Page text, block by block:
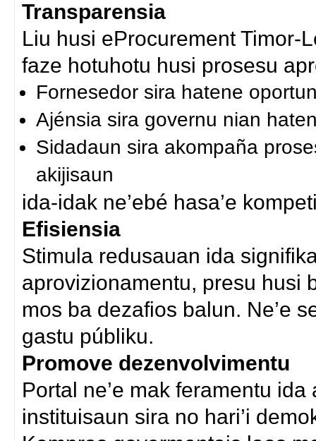
Transparensia
Liu husi eProcurement Timor-
faze hotuhotu husi prosesu
Fornesedor sira hatene
Ajénsia sira governu nian
Sidadaun sira akompaña
akijisaun
ida-idak ne’ebé hasa’e
Efisiensia
Stimula redusauan ida
aprovizionamentu, presu husi
mos ba dezafios balun. Ne’e
gastu públiku.
Promove dezenvolvimentu
Portal ne’e mak feramentu
instituisaun sira no hari’i